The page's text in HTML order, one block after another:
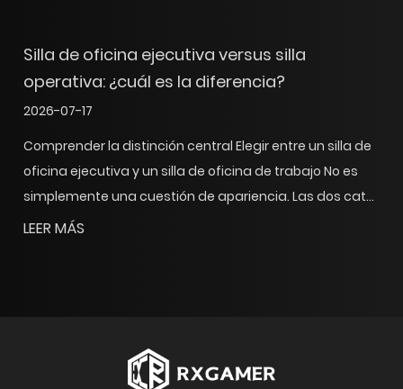
oficina ejecutiva versus silla
¿cuál es la diferencia?
17
la distinción central Elegir entre un silla de
ejecutiva y un silla de oficina de trabajo No es
una cuestión de apariencia. Las dos cat...
La
las